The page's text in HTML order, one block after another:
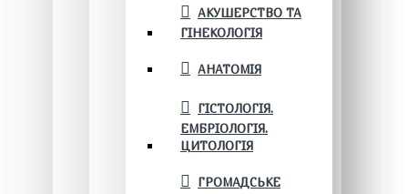
АКУШЕРСТВО ТА
ГІНЕКОЛОГІЯ
АНАТОМІЯ
ГІСТОЛОГІЯ.
ЕМБРІОЛОГІЯ.
ЦИТОЛОГІЯ
ГРОМАДСЬКЕ